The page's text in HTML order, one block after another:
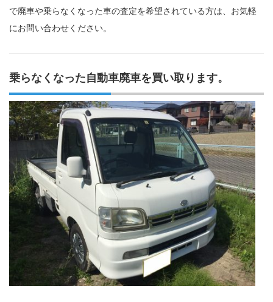
で廃車や乗らなくなった車の査定を希望されている方は、お気軽
にお問い合わせください。
乗らなくなった自動車廃車を買い取ります。